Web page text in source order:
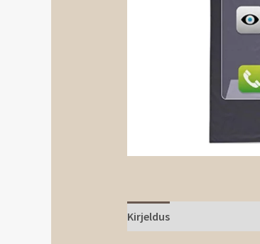
Kirjeldus